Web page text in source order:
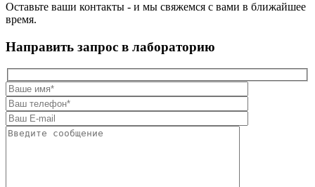
Оставьте ваши контакты - и мы свяжемся с вами в ближайшее
время.
Направить запрос в лабораторию